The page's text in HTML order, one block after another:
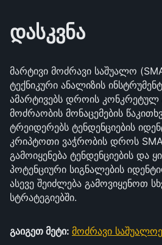
დასკვნა
მარტივი მოძრავი საშუალო
ტექნიკური ანალიზის
ამარტივებს დროის კონკრეტულ
მოძრაობის მონაცემების
ტრეიდერებს ტენდენციების
კრიპტოთი ვაჭრობის დროს
გამოიყენება ტენდენციების და
პოტენციური სიგნალების
ასევე შეიძლება გამოვიყენოთ
სტრატეგიებში.
გაიგეთ მეტი: მოძრავი